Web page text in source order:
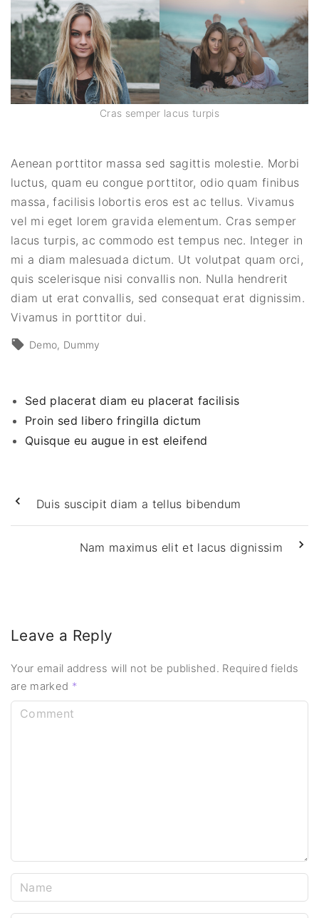
Cras semper lacus turpis
Aenean porttitor massa sed sagittis molestie. Morbi
luctus, quam eu congue porttitor, odio quam finibus
massa, facilisis lobortis eros est ac tellus. Vivamus
vel mi eget lorem gravida elementum. Cras semper
lacus turpis, ac commodo est tempus nec. Integer in
mi a diam malesuada dictum. Ut volutpat quam orci,
quis scelerisque nisi convallis non. Nulla hendrerit
diam ut erat convallis, sed consequat erat dignissim.
Vivamus in porttitor dui.
Demo Dummy
Sed placerat diam eu placerat facilisis
Proin sed libero fringilla dictum
Quisque eu augue in est eleifend
Duis suscipit diam a tellus bibendum
Nam maximus elit et lacus dignissim
Leave a Reply
Your email address will not be published. Required fields
are marked *
a